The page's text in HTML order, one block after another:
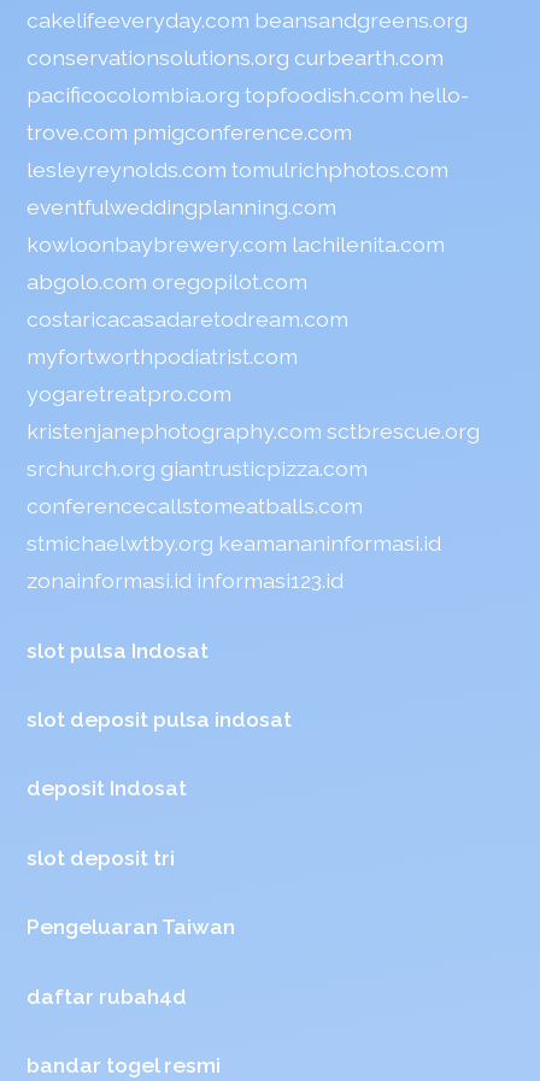
cakelifeeveryday.com beansandgreens.org
conservationsolutions.org curbearth.com
pacificocolombia.org topfoodish.com hello-
trove.com pmigconference.com
lesleyreynolds.com tomulrichphotos.com
eventfulweddingplanning.com
kowloonbaybrewery.com lachilenita.com
abgolo.com oregopilot.com
costaricacasadaretodream.com
myfortworthpodiatrist.com
yogaretreatpro.com
kristenjanephotography.com sctbrescue.org
srchurch.org giantrusticpizza.com
conferencecallstomeatballs.com
stmichaelwtby.org keamananinformasi.id
zonainformasi.id informasi123.id
slot pulsa Indosat
slot deposit pulsa indosat
deposit Indosat
slot deposit tri
Pengeluaran Taiwan
daftar rubah4d
bandar togel resmi